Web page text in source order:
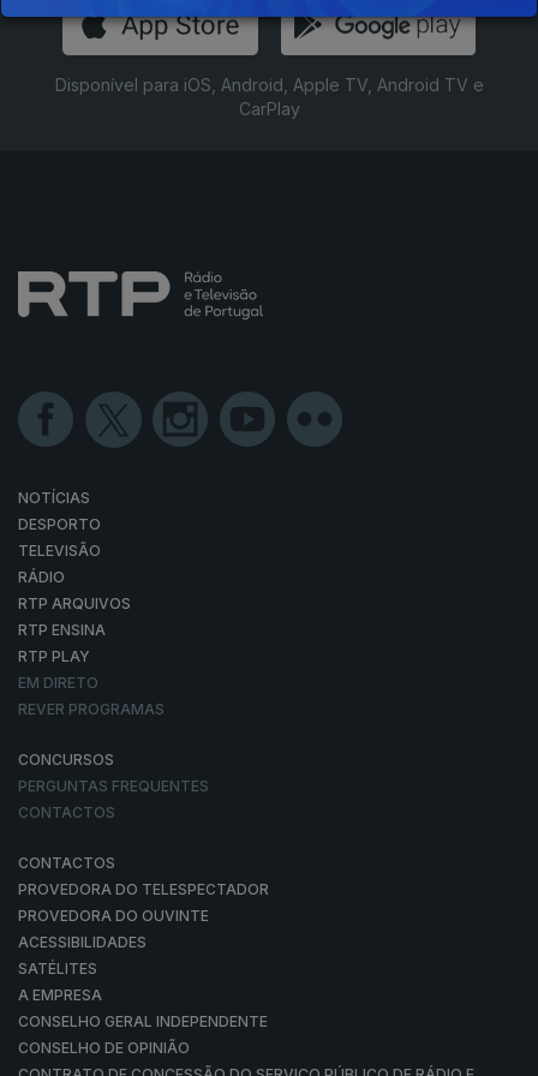
Disponível para iOS, Android, Apple TV, Android TV e
CarPlay
NOTÍCIAS
DESPORTO
TELEVISÃO
RÁDIO
RTP ARQUIVOS
RTP ENSINA
RTP PLAY
EM DIRETO
REVER PROGRAMAS
CONCURSOS
PERGUNTAS FREQUENTES
CONTACTOS
CONTACTOS
PROVEDORA DO TELESPECTADOR
PROVEDORA DO OUVINTE
ACESSIBILIDADES
SATÉLITES
A EMPRESA
CONSELHO GERAL INDEPENDENTE
CONSELHO DE OPINIÃO